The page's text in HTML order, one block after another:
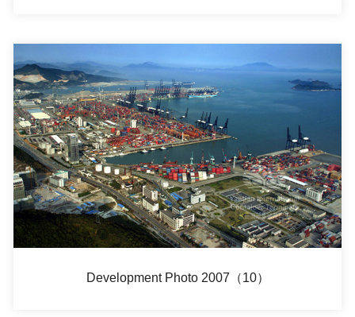
Development Photo 2007（10）